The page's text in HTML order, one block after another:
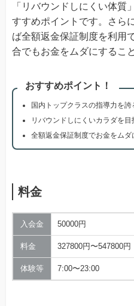
「リバウンドしにくい体質
すすめポイントです。さら
ば全額返金保証制度を利用
合でもお金をムダにするこ
おすすめポイント！
国内トップクラスの指導力を誇
リバウンドしにくいカラダを目
全額返金保証制度でお金をムダ
料金
入会金 50000円
料金 327800円〜547800円
体験等 7:00〜23:00